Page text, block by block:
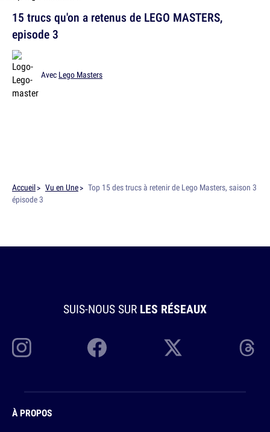
15 trucs qu'on a retenus de LEGO MASTERS,
episode 3
Avec Lego Masters
Accueil Vu en Une
Top 15 des trucs à retenir de Lego Masters, saison 3
épisode 3
SUIS-NOUS SUR LES RÉSEAUX
À PROPOS